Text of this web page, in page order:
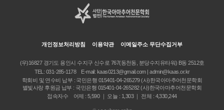
개인정보처리방침 이용약관 이메일주소 무단수집거부
(우)16827 경기도 용인시 수지구 신수로 767(동천동, 분당수지유타워) B동 2512호
TEL: 031-285-1178 E-mail: kaas0213@gmail.com | admin@kaas.or.kr
학회비 및 연수비 납부 : 국민은행 015401-04-265279 (사)한국아마추어천문학회
별빛사랑 후원금 납부 : 국민은행 015401-04-265282 (사)한국아마추어천문학회
접속자수 어제 : 5,590 ｜ 오늘 : 1,303 ｜ 전체 : 4,330,244